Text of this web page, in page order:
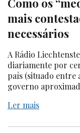
Como os
mais
necessários
A Rádio
diariamente por
país (situado entre
governo
Ler mais